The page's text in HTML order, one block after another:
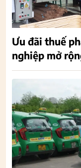
Ưu đãi thuế
nghiệp mở